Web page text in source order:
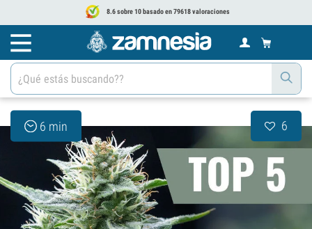
8.6 sobre 10 basado en 79618 valoraciones
6 min 6